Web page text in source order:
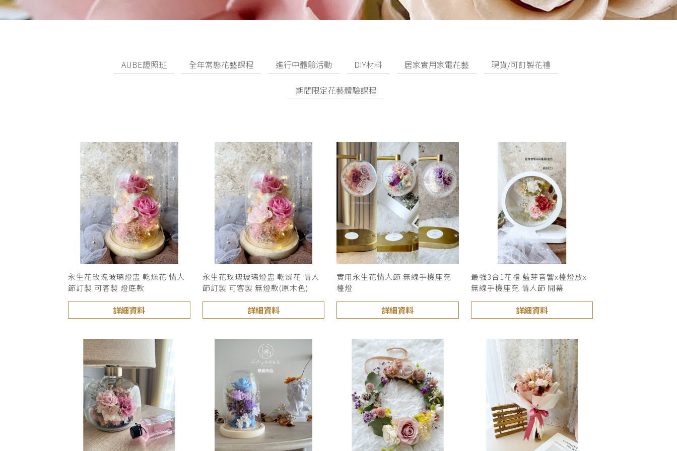
AUBE證照班 全年常態花藝課程 進行中體驗活動 DIY材料 居家實用家電花藝 現貨/可訂製花禮
期間限定花藝體驗課程
永生花玫瑰玻璃燈盅 乾燥花 情人
節訂製 可客製 燈底款
詳細資料
永生花玫瑰玻璃燈盅 乾燥花 情人
節訂製 可客製 無燈款(原木色)
詳細資料
實用永生花情人節 無線手機座充
檯燈
詳細資料
最強3合1花禮 藍芽音響x檯燈放x
無線手機座充 情人節 開幕
詳細資料